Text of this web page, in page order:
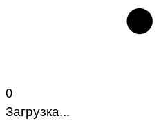
0
Загрузка...